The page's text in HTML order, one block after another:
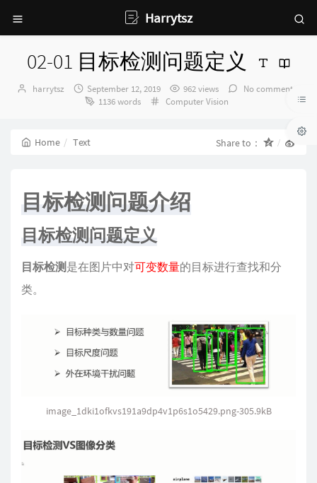
Harrytsz
02-01 目标检测问题定义
Author：
harrytsz
发
布
September 12, 2019 962 views
No comments
1136 words
Categories：
Computer Vision
Home Text Share to：
目标检测问题介绍
目标检测问题定义
目标检测 是在图片中对可变数量的目标进行查找和分
类。
image_1dki1ofkvs191a9dp4v1p6s1o5429.png-305.9kB